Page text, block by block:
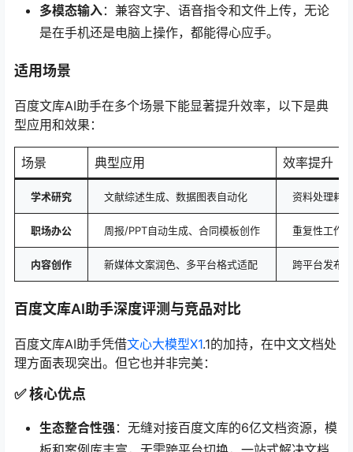
多模态输入：兼容文字、语音指令和文件上传，无论
是在手机还是电脑上操作，都能得心应手。
适用场景
百度文库AI助手在多个场景下能显著提升效率，以下是典
型应用和效果：
场景 典型应用 效率提升
学术研究 文献综述生成、数据图表自动化 资料处理耗
职场办公 周报/PPT自动生成、合同模板创作 重复性工作
内容创作 新媒体文案润色、多平台格式适配 跨平台发布
百度文库AI助手深度评测与竞品对比
百度文库AI助手凭借文心大模型X1.1的加持，在中文文档处
理方面表现突出。但它也并非完美：
✅ 核心优点
生态整合性强 ：无缝对接百度文库的6亿文档资源，模